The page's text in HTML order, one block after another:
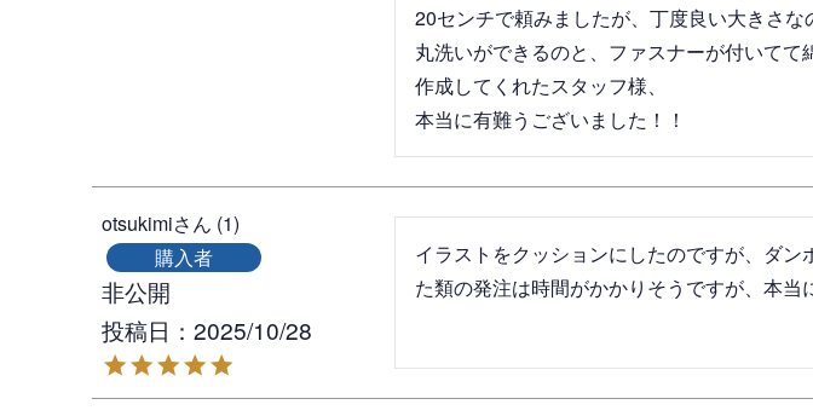
20センチで頼みましたが、丁度良い大きさな
丸洗いができるのと、ファスナーが付いてて
作成してくれたスタッフ様、
本当に有難うございました！！
otsukimi
1
購入者
非公開
投稿日
2025/10/28
イラストをクッションにしたのですが、ダ
た類の発注は時間がかかりそうですが、本当